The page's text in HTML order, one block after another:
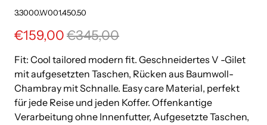
3.3000.W001.450.50
€159,00€345,00
Fit: Cool tailored modern fit. Geschneidertes V -Gilet
mit aufgesetzten Taschen, Rücken aus Baumwoll-
Chambray mit Schnalle. Easy care Material, perfekt
für jede Reise und jeden Koffer. Offenkantige
Verarbeitung ohne Innenfutter, Aufgesetzte Taschen,